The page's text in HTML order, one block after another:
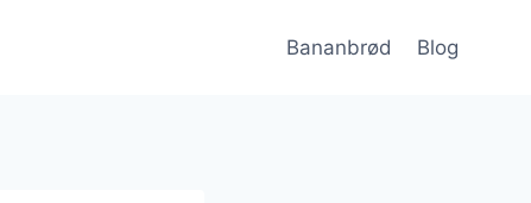
Bananbrød Blog